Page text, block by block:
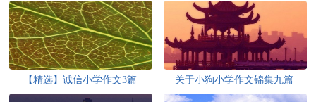
【精选】诚信小学作文3篇 关于小狗小学作文锦集九篇